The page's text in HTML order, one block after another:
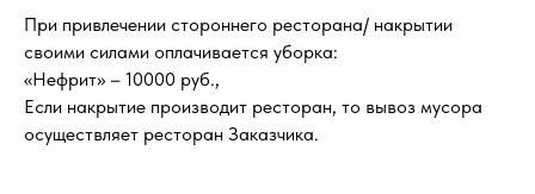
При привлечении стороннего ресторана/ накрытии
своими силами оплачивается уборка:
«Нефрит» – 10000 руб.,
Если накрытие производит ресторан, то вывоз мусора
осуществляет ресторан Заказчика.